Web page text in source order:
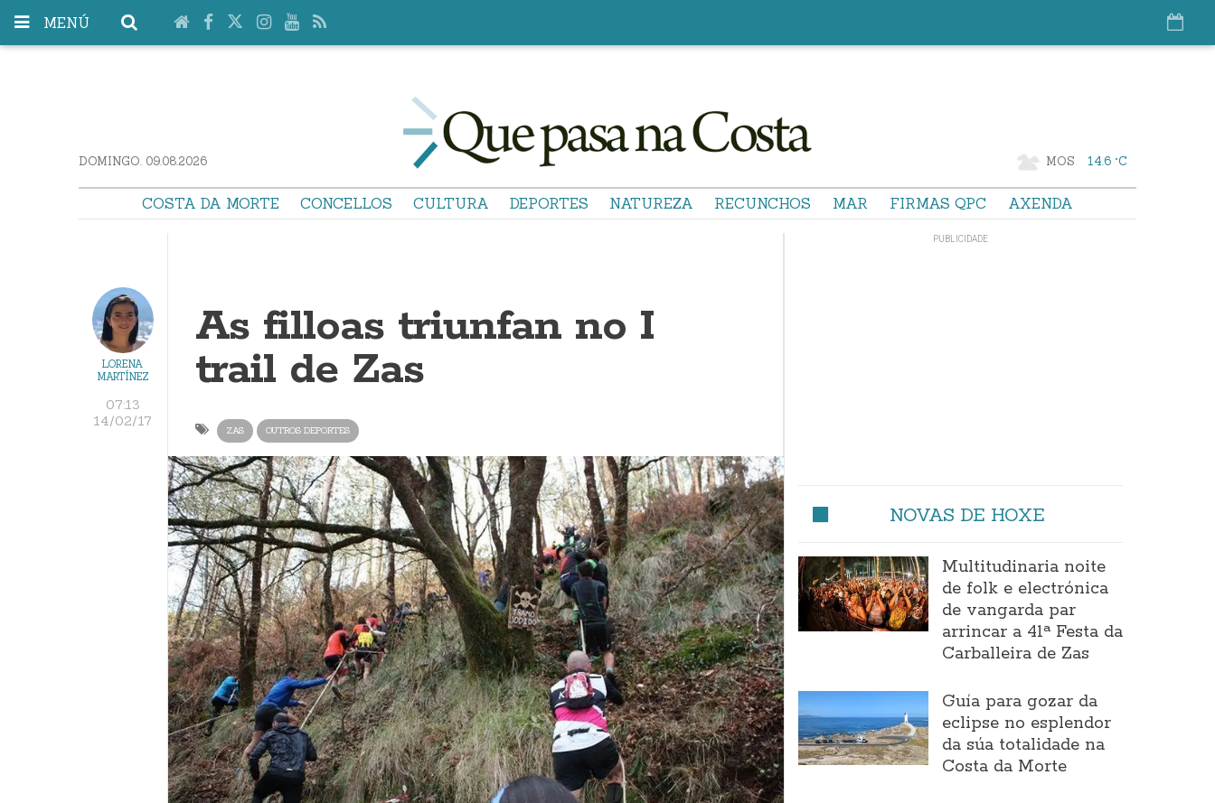
MENÚ
DOMINGO. 09.08.2026 MOS 14.6 °C
COSTA DA MORTE CONCELLOS CULTURA DEPORTES NATUREZA RECUNCHOS MAR FIRMAS QPC AXENDA
LORENA
MARTÍNEZ
07:13
14/02/17
As filloas triunfan no I
trail de Zas
ZAS OUTROS DEPORTES
NOVAS DE HOXE
Multitudinaria noite
de folk e electrónica
de vangarda par
arrincar a 41ª Festa da
Carballeira de Zas
Guía para gozar da
eclipse no esplendor
da súa totalidade na
Costa da Morte